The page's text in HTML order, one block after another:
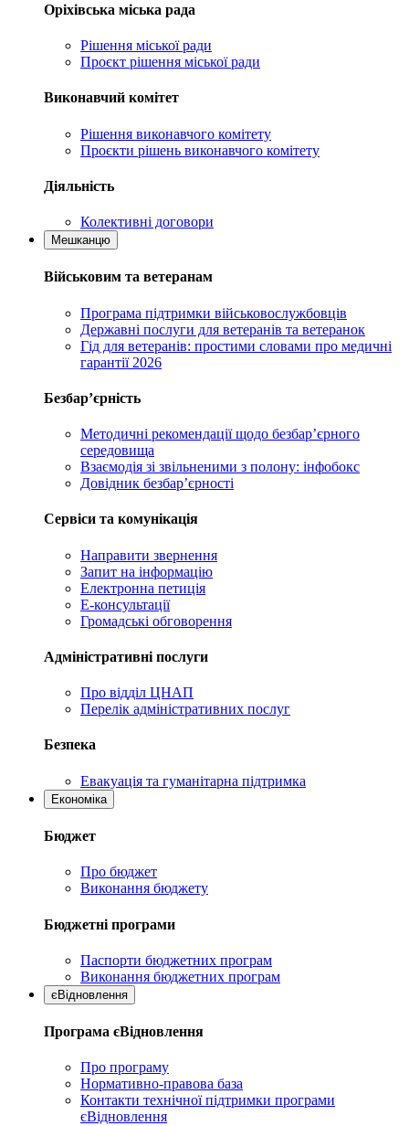
Оріхівська міська рада
Рішення міської ради
Проєкт рішення міської ради
Виконавчий комітет
Рішення виконавчого комітету
Проєкти рішень виконавчого комітету
Діяльність
Колективні договори
Мешканцю
Військовим та ветеранам
Програма підтримки військовослужбовців
Державні послуги для ветеранів та ветеранок
Гід для ветеранів: простими словами про медичні
гарантії 2026
Безбар’єрність
Методичні рекомендації щодо безбар’єрного
середовища
Взаємодія зі звільненими з полону: інфобокс
Довідник безбар’єрності
Сервіси та комунікація
Направити звернення
Запит на інформацію
Електронна петиція
Е-консультації
Громадські обговорення
Адміністративні послуги
Про відділ ЦНАП
Перелік адміністративних послуг
Безпека
Евакуація та гуманітарна підтримка
Економіка
Бюджет
Про бюджет
Виконання бюджету
Бюджетні програми
Паспорти бюджетних програм
Виконання бюджетних програм
єВідновлення
Програма єВідновлення
Про програму
Нормативно-правова база
Контакти технічної підтримки програми
єВідновлення